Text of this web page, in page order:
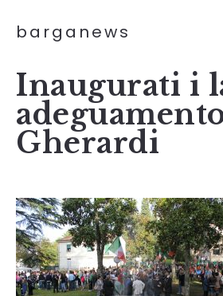
barganews
Inaugurati i
Gherardi